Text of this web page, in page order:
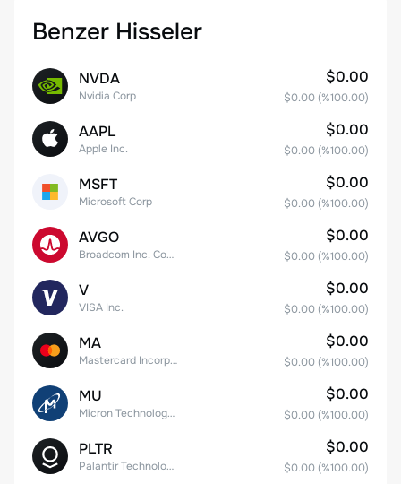
Benzer Hisseler
NVDA
Nvidia Corp
$0.00
$0.00 (%100.00)
AAPL
Apple Inc.
$0.00
$0.00 (%100.00)
MSFT
Microsoft Corp
$0.00
$0.00 (%100.00)
AVGO
Broadcom Inc. Common Stock
$0.00
$0.00 (%100.00)
V
VISA Inc.
$0.00
$0.00 (%100.00)
MA
Mastercard Incorporated
$0.00
$0.00 (%100.00)
MU
Micron Technology, Inc.
$0.00
$0.00 (%100.00)
PLTR
Palantir Technologies Inc. Class A Common Stock
$0.00
$0.00 (%100.00)